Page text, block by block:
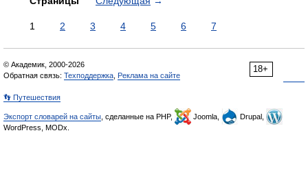
1 2 3 4 5 6 7
18+
© Академик, 2000-2026
Обратная связь: Техподдержка Реклама на сайте
👣 Путешествия
Экспорт словарей на сайты , сделанные на PHP, Joomla,
Drupal,
WordPress, MODx.